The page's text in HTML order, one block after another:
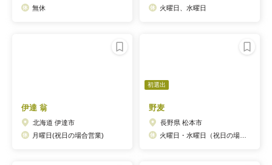
無休
火曜日、水曜日
伊達 翁
北海道 伊達市
月曜日(祝日の場合営業)
初選出
野麦
長野県 松本市